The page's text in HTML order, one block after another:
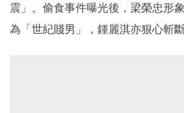
震」。偷食事件曝光後，梁榮忠形
為「世紀賤男」，鍾麗淇亦狠心斬斷